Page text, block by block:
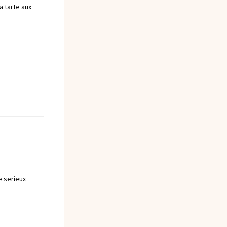
tarte aux
serieux